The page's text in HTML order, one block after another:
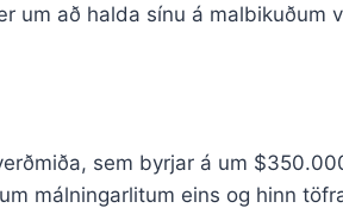
um að halda sínu á malbikuðum
sem byrjar á um
málningarlitum eins og hinn